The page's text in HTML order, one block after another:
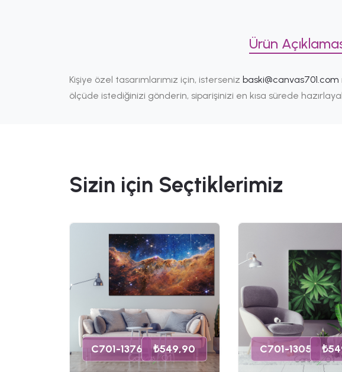
Ürün
Kişiye özel tasarımlarımız için, isterseniz baski@canvas701.com
ölçüde istediğinizi gönderin, siparişinizi en kısa sürede
Sizin için Seçtiklerimiz
C701-1376 ₺549,90 C701-1305